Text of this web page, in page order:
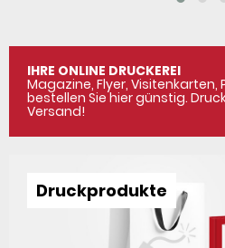
IHRE ONLINE DRUCKEREI
Magazine, Flyer, Visitenkarten,
bestellen Sie hier günstig.
Versand!
Druckprodukte